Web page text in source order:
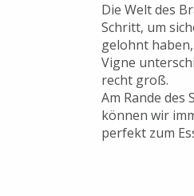
Die Welt des
Schritt, um
gelohnt
Vigne
recht groß.
Am Rande des
können wir
perfekt zum